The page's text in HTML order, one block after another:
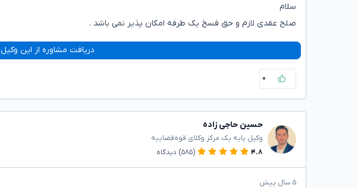
سلام
صلح عقدی لازم و حق فسخ یک طرفه امکان پذیر نمی باشد .
دریافت مشاوره از این وکیل
۰
حسین حاجی زاده
وکیل پایه یک مرکز وکلای قوه‌قضاییه
۴.۸
(۵۸۵) دیدگاه
۵ سال پیش